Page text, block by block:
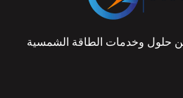
حلول وخدمات الطاقة الشمسية